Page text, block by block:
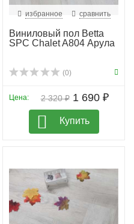
избранное сравнить
Виниловый пол Betta
SPC Chalet A804 Арула
(0)
2 320 ₽
Цена: 1 690 ₽
Купить